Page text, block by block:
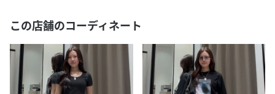
この店舗のコーディネート